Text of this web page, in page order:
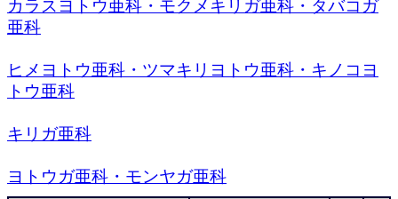
カラスヨトウ亜科・モクメキリガ亜科・タバコガ
亜科
ヒメヨトウ亜科・ツマキリヨトウ亜科・キノコヨ
トウ亜科
キリガ亜科
ヨトウガ亜科・モンヤガ亜科